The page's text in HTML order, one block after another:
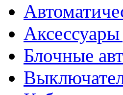
Блочные